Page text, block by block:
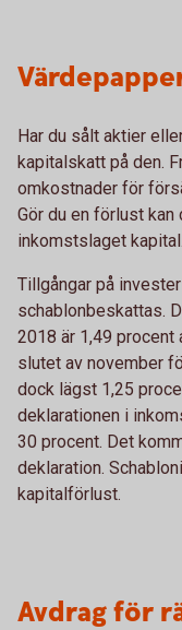
Har du sålt aktier
kapitalskatt på den.
omkostnader för
Gör du en förlust kan
inkomstslaget kapital.
Tillgångar på
schablonbeskattas.
2018 är 1,49 procent
slutet av november
dock lägst 1,25
deklarationen i
30 procent. Det
deklaration.
kapitalförlust.
Avdrag för